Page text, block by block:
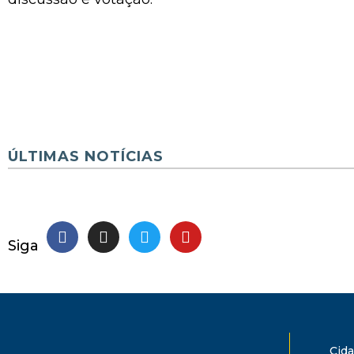
ÚLTIMAS NOTÍCIAS
Siga